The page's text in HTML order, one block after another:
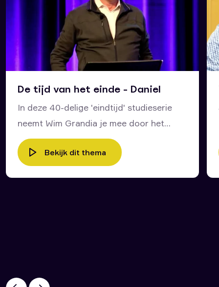
De tijd van het einde - Daniel
In deze 40-delige 'eindtijd' studieserie
neemt Wim Grandia je mee door het
bijbelboek Daniël en door het leven van
deze profeet van God. Wat kunnen wij
voor onze tijd en voor ons leven leren
opgetekend in het bijbelboek Openbaring
Bekijk dit thema